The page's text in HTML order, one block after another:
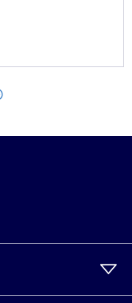
Weniger Artikel